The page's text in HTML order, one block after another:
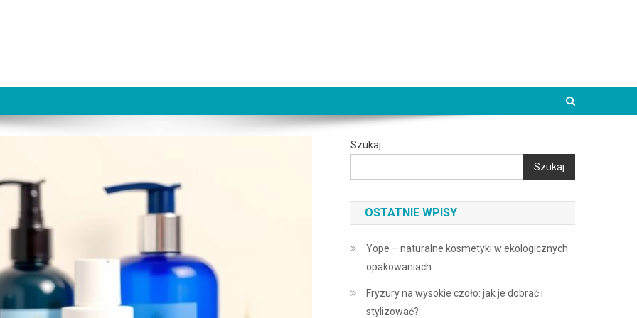
Szukaj
Szukaj
OSTATNIE WPISY
Yope – naturalne kosmetyki w ekologicznych
opakowaniach
Fryzury na wysokie czoło: jak je dobrać i
stylizować?